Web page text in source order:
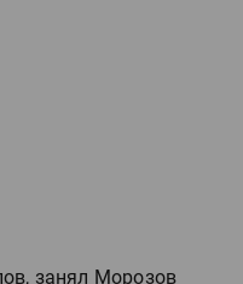
занял Морозов